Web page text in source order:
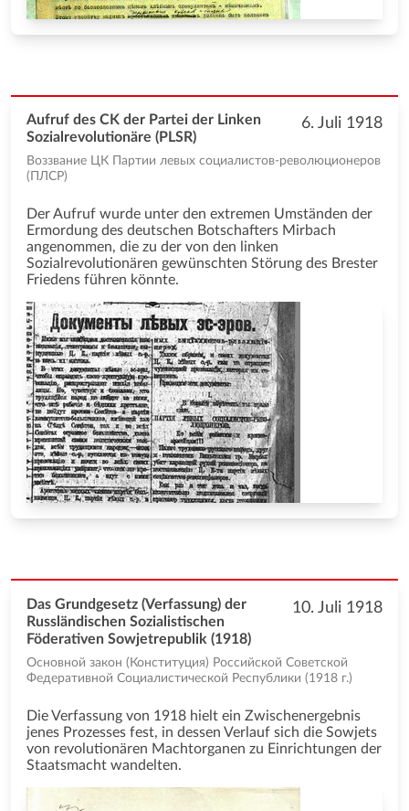
6. Juli 1918
Aufruf des CK der Partei der Linken
Sozialrevolutionäre (PLSR)
Воззвание ЦК Партии левых социалистов-революционеров
(ПЛСР)
Der Aufruf wurde unter den extremen Umständen der
Ermordung des deutschen Botschafters Mirbach
angenommen, die zu der von den linken
Sozialrevolutionären gewünschten Störung des Brester
Friedens führen könnte.
10. Juli 1918
Das Grundgesetz (Verfassung) der
Russländischen Sozialistischen
Föderativen Sowjetrepublik (1918)
Основной закон (Конституция) Российской Советской
Федеративной Социалистической Республики (1918 г.)
Die Verfassung von 1918 hielt ein Zwischenergebnis
jenes Prozesses fest, in dessen Verlauf sich die Sowjets
von revolutionären Machtorganen zu Einrichtungen der
Staatsmacht wandelten.